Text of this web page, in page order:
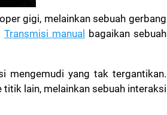
gigi, melainkan sebuah gerbang
Transmisi manual bagaikan sebuah
mengemudi yang tak tergantikan.
lain, melainkan sebuah interaksi